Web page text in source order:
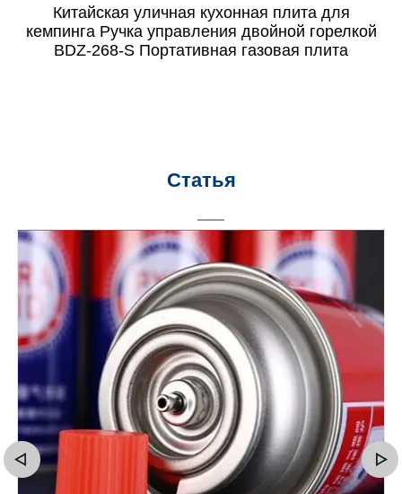
Китайская уличная кухонная плита для
кемпинга Ручка управления двойной горелкой
BDZ-268-S Портативная газовая плита
Статья